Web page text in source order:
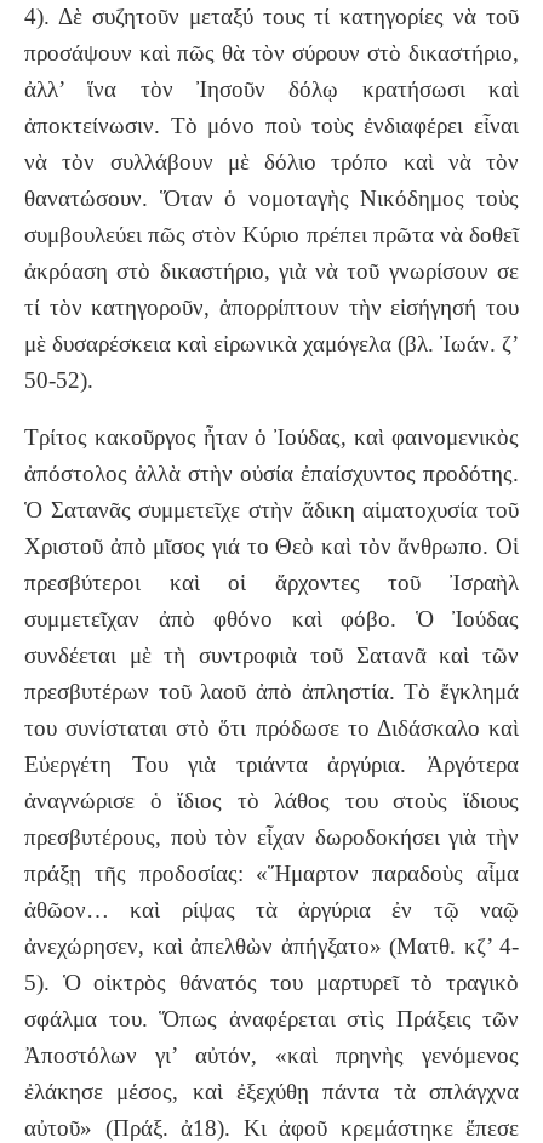
4). Δὲ συζητοῦν μεταξύ τους τί κατηγορίες νὰ τοῦ
προσάψουν καὶ πῶς θὰ τὸν σύρουν στὸ δικαστήριο,
ἀλλ’ ἵνα τὸν Ἰησοῦν δόλῳ κρατήσωσι καὶ
ἀποκτείνωσιν. Τὸ μόνο ποὺ τοὺς ἐνδιαφέρει εἶναι
νὰ τὸν συλλάβουν μὲ δόλιο τρόπο καὶ νὰ τὸν
θανατώσουν. Ὅταν ὁ νομοταγὴς Νικόδημος τοὺς
συμβουλεύει πῶς στὸν Κύριο πρέπει πρῶτα νὰ δοθεῖ
ἀκρόαση στὸ δικαστήριο, γιὰ νὰ τοῦ γνωρίσουν σε
τί τὸν κατηγοροῦν, ἀπορρίπτουν τὴν εἰσήγησή του
μὲ δυσαρέσκεια καὶ εἰρωνικὰ χαμόγελα (βλ. Ἰωάν. ζ’
50-52).
Τρίτος κακοῦργος ἦταν ὁ Ἰούδας, καὶ φαινομενικὸς
ἀπόστολος ἀλλὰ στὴν οὐσία ἐπαίσχυντος προδότης.
Ὁ Σατανᾶς συμμετεῖχε στὴν ἄδικη αἱματοχυσία τοῦ
Χριστοῦ ἀπὸ μῖσος γιά το Θεὸ καὶ τὸν ἄνθρωπο. Οἱ
πρεσβύτεροι καὶ οἱ ἄρχοντες τοῦ Ἰσραὴλ
συμμετεῖχαν ἀπὸ φθόνο καὶ φόβο. Ὁ Ἰούδας
συνδέεται μὲ τὴ συντροφιὰ τοῦ Σατανᾶ καὶ τῶν
πρεσβυτέρων τοῦ λαοῦ ἀπὸ ἀπληστία. Τὸ ἔγκλημά
του συνίσταται στὸ ὅτι πρόδωσε το Διδάσκαλο καὶ
Εὐεργέτη Του γιὰ τριάντα ἀργύρια. Ἀργότερα
ἀναγνώρισε ὁ ἴδιος τὸ λάθος του στοὺς ἴδιους
πρεσβυτέρους, ποὺ τὸν εἶχαν δωροδοκήσει γιὰ τὴν
πράξῃ τῆς προδοσίας: «Ἥμαρτον παραδοὺς αἷμα
ἀθῶον… καὶ ρίψας τὰ ἀργύρια ἐν τῷ ναῷ
ἀνεχώρησεν, καὶ ἀπελθὼν ἀπήγξατο» (Ματθ. κζ’ 4-
5). Ὁ οἰκτρὸς θάνατός του μαρτυρεῖ τὸ τραγικὸ
σφάλμα του. Ὅπως ἀναφέρεται στὶς Πράξεις τῶν
Ἀποστόλων γι’ αὐτόν, «καὶ πρηνὴς γενόμενος
ἐλάκησε μέσος, καὶ ἐξεχύθῃ πάντα τὰ σπλάγχνα
αὐτοῦ» (Πράξ. ἀ18). Κι ἀφοῦ κρεμάστηκε ἔπεσε